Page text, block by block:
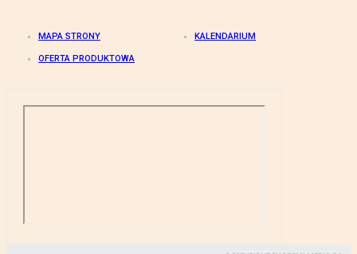
MAPA STRONY KALENDARIUM
OFERTA PRODUKTOWA